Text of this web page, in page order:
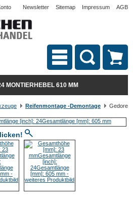
Newsletter Sitemap Impressum AGB
MONTIERHEBEL 610 MM
Reifenmontage -Demontage
Gedore